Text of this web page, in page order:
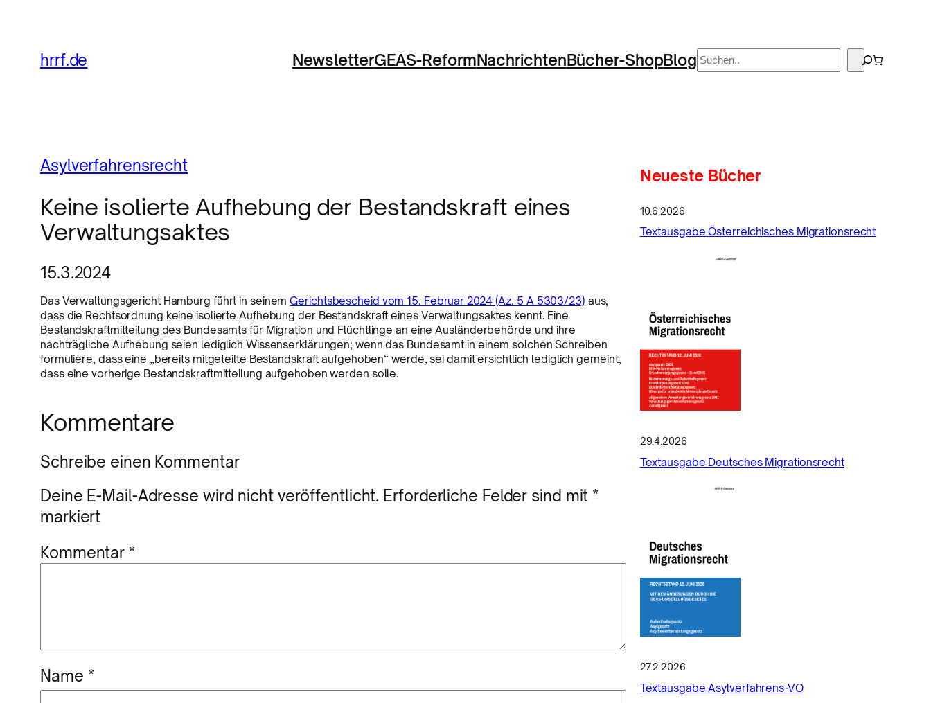
hrrf.de NewsletterGEAS-ReformNachrichtenBücher-ShopBlog Suchen
Asylverfahrensrecht
Keine isolierte Aufhebung der Bestandskraft eines
Verwaltungsaktes
15.3.2024
Das Verwaltungsgericht Hamburg führt in seinemGerichtsbescheid vom 15. Februar 2024 (Az. 5 A 5303/23) aus,
dass die Rechtsordnung keine isolierte Aufhebung der Bestandskraft eines Verwaltungsaktes kennt. Eine
Bestandskraftmitteilung des Bundesamts für Migration und Flüchtlinge an eine Ausländerbehörde und ihre
nachträgliche Aufhebung seien lediglich Wissenserklärungen; wenn das Bundesamt in einem solchen Schreiben
formuliere, dass eine „bereits mitgeteilte Bestandskraft aufgehoben“ werde, sei damit ersichtlich lediglich gemeint,
dass eine vorherige Bestandskraftmitteilung aufgehoben werden solle.
Kommentare
Schreibe einen Kommentar
Deine E-Mail-Adresse wird nicht veröffentlicht. Erforderliche Felder sind mit *
markiert
Kommentar *
Name *
Neueste Bücher
10.6.2026
Textausgabe Österreichisches Migrationsrecht
29.4.2026
Textausgabe Deutsches Migrationsrecht
27.2.2026
Textausgabe Asylverfahrens-VO